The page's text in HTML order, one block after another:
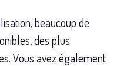
beaucoup de
des plus
Vous avez également